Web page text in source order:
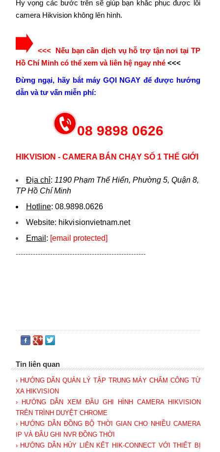
Hy vọng các bước trên sẽ giúp bạn khắc phục được lỗi
camera Hikvision không lên hình.
<<< Nếu bạn cần dịch vụ hỗ trợ tận nơi tại TP
Hồ Chí Minh có thể xem và liên hệ ngay nhé<<<
Đừng ngại, hãy bắt máy GỌI NGAY để được hướng
dẫn và tư vấn miễn phí:
08 9898 0626
HIKVISION - CAMERA BÁN CHẠY SỐ 1 THẾ GIỚI
Địa chỉ: 1190 Phạm Thế Hiển, Phường 5, Quận 8,
TP Hồ Chí Minh
Hotline: 08.9898.0626
Website: hikvi sionvietnam.net
Email : [email protected]
-----------------------------------------------------
Tin liên quan
› HƯỚNG DÃN QUẢN LÝ TẬP TRUNG MÁY CHẤM CÔNG TỪ
XA HIKVISION
› HƯỚNG DẪN XEM ĐẦU GHI HÌNH CAMERA HIKVISION
TRÊN TRÌNH DUYỆT CHROME
› HƯỚNG DẪN ĐỒNG BỘ THỜI GIAN CHO NHIỀU CAMERA
IP VÀ ĐẦU GHI NVR ĐỒNG THỜI
› HƯỚNG DẪN HỦY LIÊN KẾT HIK-CONNECT VỚI THIẾT BỊ